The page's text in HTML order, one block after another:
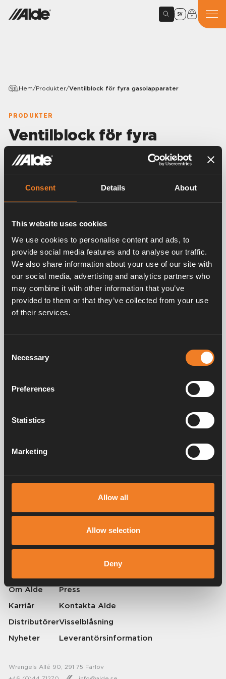
Consent Details About
This website uses cookies
We use cookies to personalise content and ads, to
provide social media features and to analyse our traffic.
We also share information about your use of our site with
our social media, advertising and analytics partners who
may combine it with other information that you’ve
provided to them or that they’ve collected from your use
of their services.
Selection
Necessary
Preferences
Statistics
Marketing
Allow all
Allow selection
Deny
SV
Hem/Produkter/Ventilblock för fyra gasolapparater
PRODUKTER
Ventilblock för fyra
gasolapparater
Variants
Artikelnummer:4117000
Ventilblock för anslutning av fyra gasolapparater.
Tillverkad i mässing med muttrar i galvaniserat stål.
Jordanslutning enligt EN 1949.
10 st/förp.
Frågor & svar
Service & support
Alde har skapat hemkänsla sedan 1966 i form av att tillverka
värmesystem för husbilar och husvagnar. Redan då förstod vi hur
viktigt det är att ta med sig hemmets komfort på resan. Med Alde känns
borta som hemma.
Om Alde
Karriär
Distributörer
Nyheter
Press
Kontakta Alde
Visselblåsning
Leverantörsinformation
Wrangels Allé 90, 291 75 Färlöv